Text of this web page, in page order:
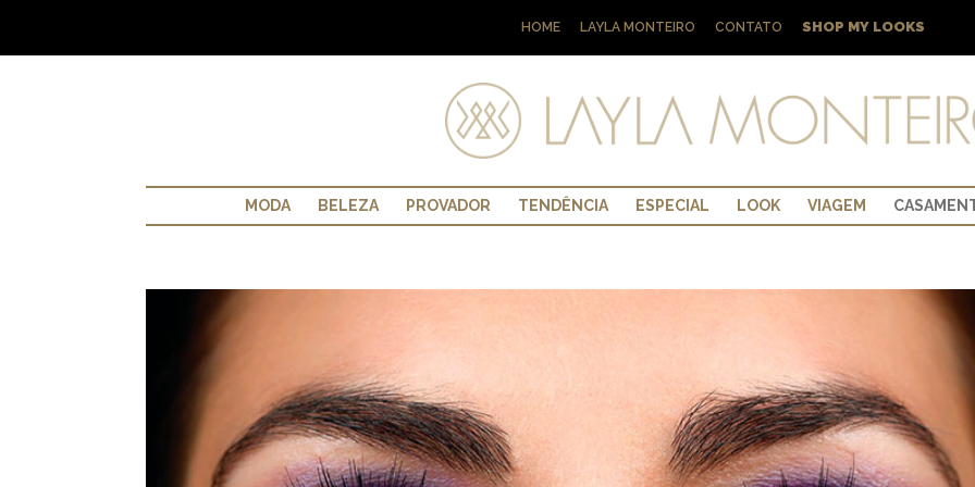
HOME LAYLA MONTEIRO CONTATO SHOP MY LOOKS
MODA BELEZA PROVADOR TENDÊNCIA ESPECIAL LOOK VIAGEM